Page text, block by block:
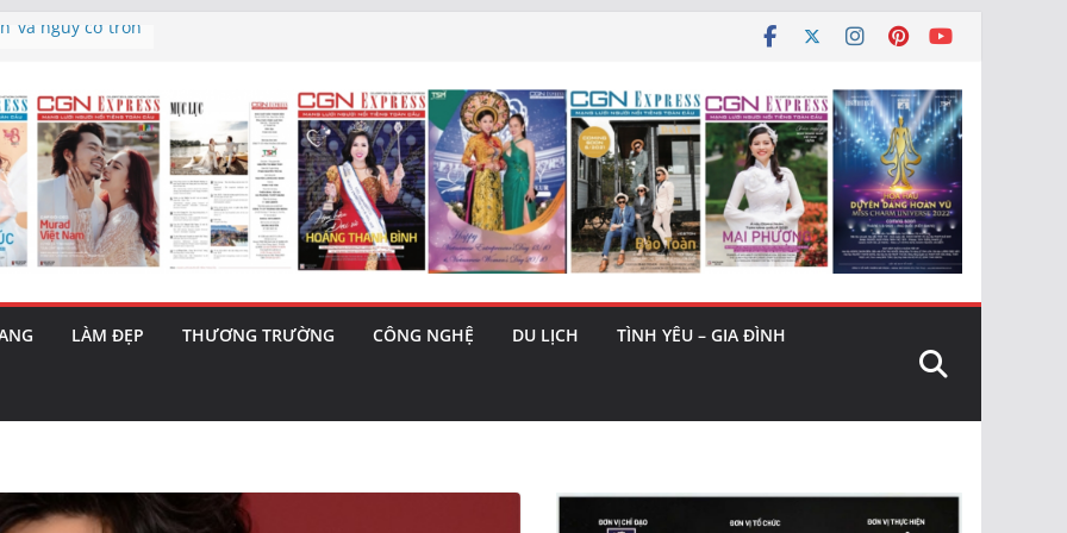
và nguy cơ trốn
mai”
phiên tăng
– 1 Cơ hội
cùng MTH
(5/8): Bật tăng
LÀM ĐẸP THƯƠNG TRƯỜNG CÔNG NGHỆ DU LỊCH TÌNH YÊU – GIA ĐÌNH